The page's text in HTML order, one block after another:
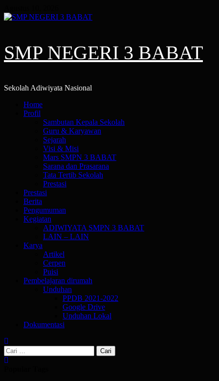
to
SMP NEGERI 3 BABAT
Sekolah Adiwiyata Nasional
PrimaryHome
Profil
Sambutan Kepala Sekolah
Guru & Karyawan
Sejarah
Visi & Misi
Mars SMPN 3 BABAT
Sarana dan Prasarana
Tata Tertib Sekolah
Prestasi
Prestasi
Berita
Pengumuman
Kegiatan
ADIWIYATA SMPN 3 BABAT
LAIN – LAIN
Karya
Artikel
Cerpen
Puisi
Pembelajaran dirumah
Unduhan
PPDB 2021-2022
Google Drive
Unduhan Lokal
Dokumentasi
Cari
untuk: